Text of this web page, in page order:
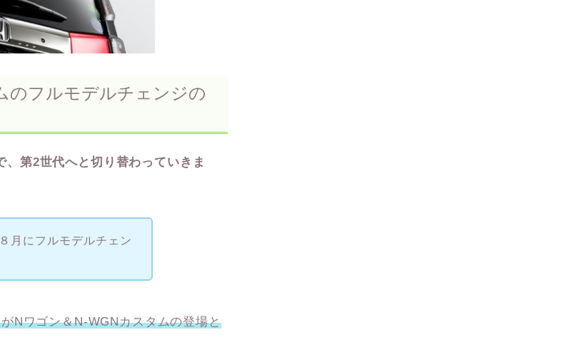
のフルモデルチェンジの
第2世代へと切り替わっていきま
月にフルモデルチェン
Nワゴン＆N-WGNカスタムの登場と